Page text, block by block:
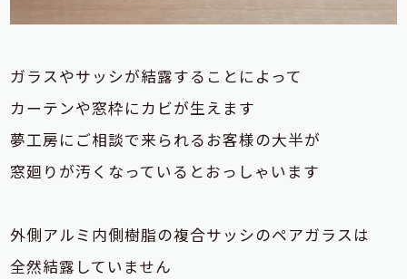
ガラスやサッシが結露することによって
カーテンや窓枠にカビが生えます
夢工房にご相談で来られるお客様の大半が
窓廻りが汚くなっているとおっしゃいます
外側アルミ内側樹脂の複合サッシのペアガラスは
全然結露していません